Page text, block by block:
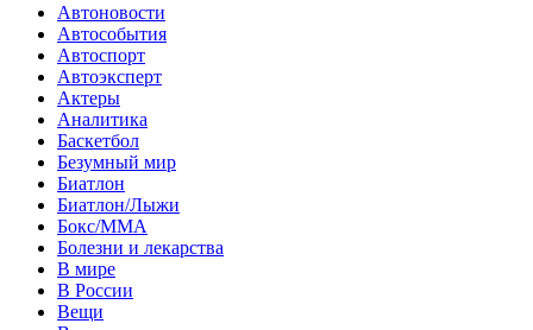
Автоновости
Автособытия
Автоспорт
Автоэксперт
Актеры
Аналитика
Баскетбол
Безумный мир
Биатлон
Биатлон/Лыжи
Бокс/MMA
Болезни и лекарства
В мире
В России
Вещи